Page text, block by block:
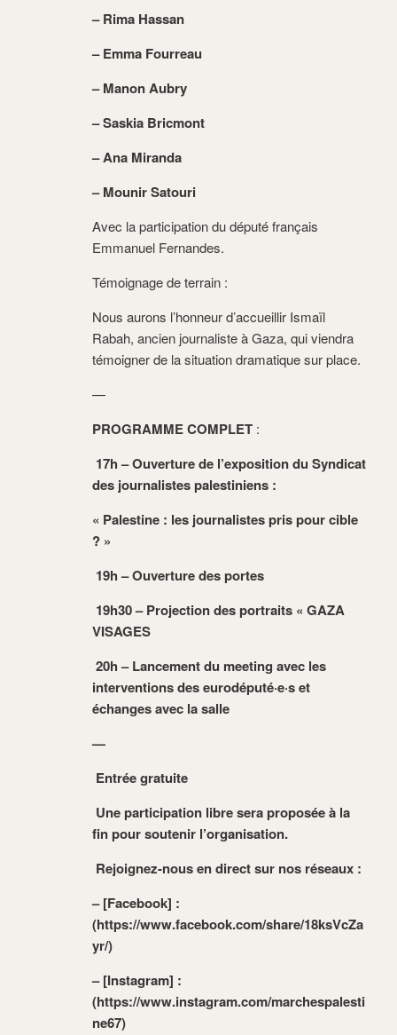
– Rima Hassan
– Emma Fourreau
– Manon Aubry
– Saskia Bricmont
– Ana Miranda
– Mounir Satouri
Avec la participation du député français
Emmanuel Fernandes.
Témoignage de terrain :
Nous aurons l’honneur d’accueillir Ismaïl
Rabah, ancien journaliste à Gaza, qui viendra
témoigner de la situation dramatique sur place.
—
PROGRAMME COMPLET :
17h – Ouverture de l’exposition du Syndicat
des journalistes palestiniens :
« Palestine : les journalistes pris pour cible
? »
19h – Ouverture des portes
19h30 – Projection des portraits « GAZA
VISAGES
20h – Lancement du meeting avec les
interventions des eurodéputé·e·s et
échanges avec la salle
—
Entrée gratuite
Une participation libre sera proposée à la
fin pour soutenir l’organisation.
Rejoignez-nous en direct sur nos réseaux :
– [Facebook] :
(https://www.facebook.com/share/18ksVcZa
yr/)
– [Instagram] :
(https://www.instagram.com/marchespalesti
ne67)